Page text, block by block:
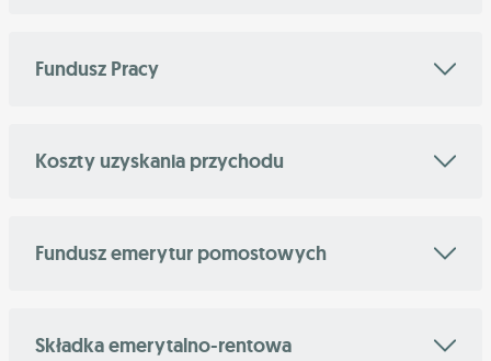
Fundusz Pracy
Koszty uzyskania przychodu
Fundusz emerytur pomostowych
Składka emerytalno-rentowa